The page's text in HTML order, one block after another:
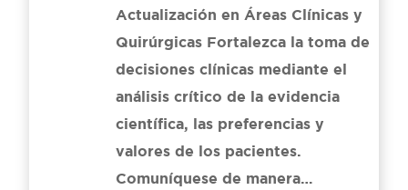
Actualización en Áreas Clínicas y
Quirúrgicas Fortalezca la toma de
decisiones clínicas mediante el
análisis crítico de la evidencia
científica, las preferencias y
valores de los pacientes.
Comuníquese de manera…